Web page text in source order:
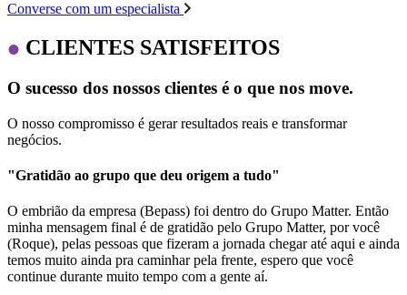
Converse com um especialista
CLIENTES SATISFEITOS
O sucesso dos nossos clientes é o que nos move.
O nosso compromisso é gerar resultados reais e transformar
negócios.
"Gratidão ao grupo que deu origem a tudo"
O embrião da empresa (Bepass) foi dentro do Grupo Matter. Então
minha mensagem final é de gratidão pelo Grupo Matter, por você
(Roque), pelas pessoas que fizeram a jornada chegar até aqui e ainda
temos muito ainda pra caminhar pela frente, espero que você
continue durante muito tempo com a gente aí.